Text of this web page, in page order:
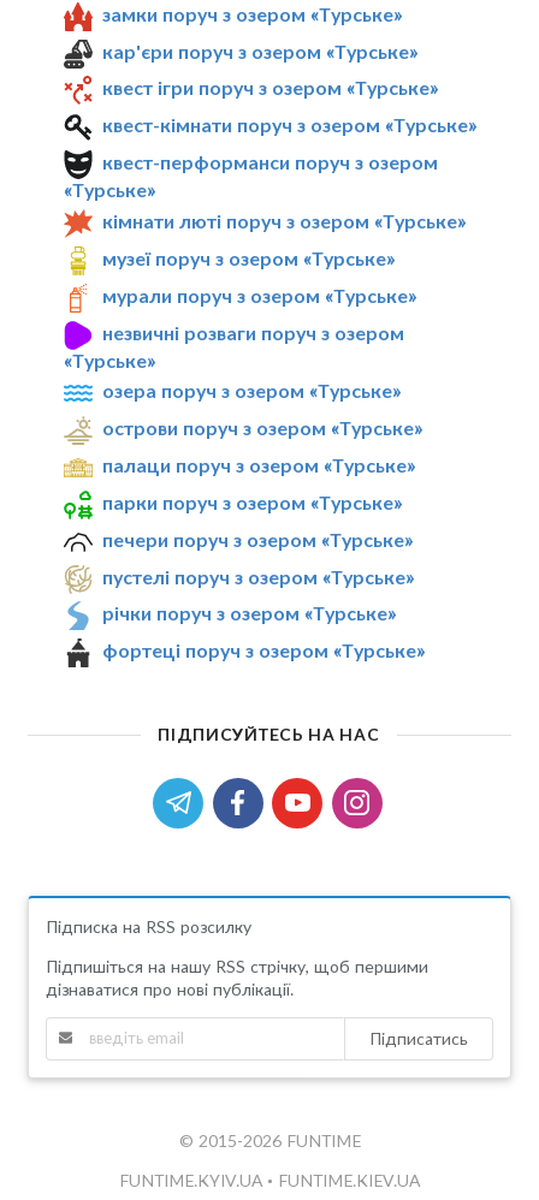
замки поруч з озером «Турське»
кар'єри поруч з озером «Турське»
квест ігри поруч з озером «Турське»
квест-кімнати поруч з озером «Турське»
квест-перформанси поруч з озером
«Турське»
кімнати люті поруч з озером «Турське»
музеї поруч з озером «Турське»
мурали поруч з озером «Турське»
незвичні розваги поруч з озером
«Турське»
озера поруч з озером «Турське»
острови поруч з озером «Турське»
палаци поруч з озером «Турське»
парки поруч з озером «Турське»
печери поруч з озером «Турське»
пустелі поруч з озером «Турське»
річки поруч з озером «Турське»
фортеці поруч з озером «Турське»
ПІДПИСУЙТЕСЬ НА НАС
Підписка на RSS розсилку
Підпишіться на нашу RSS стрічку, щоб першими
дізнаватися про нові публікації.
Підписатись
© 2015-2026 FUNTIME
FUNTIME.KYIV.UA • FUNTIME.KIEV.UA